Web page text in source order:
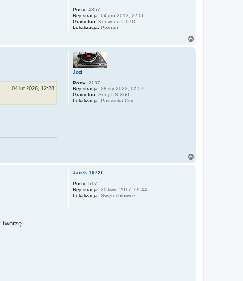
Posty: 4357
Rejestracja: 04 gru 2013, 22:06
Gramofon: Kenwood L-07D
Lokalizacja: Poznań
Jozi
Posty: 2137
Rejestracja: 28 sty 2022, 02:57
Gramofon: Sony PS-X60
Lokalizacja: Pastwiska City
04 lut 2026, 12:28
Jacek 1972t
Posty: 517
Rejestracja: 20 kwie 2017, 09:44
Lokalizacja: Świętochłowice
tworzę.